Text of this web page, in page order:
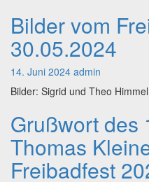
Bilder
vom
Freibadfest
am
30.05.2024
Bilder vom
30.05.2024
14. Juni 2024 admin
Bilder: Sigrid und Theo Himmel
Grußwort
des
1.
Vorsitzenden,
Thomas
Grußwort des
Thomas
Freibadfest